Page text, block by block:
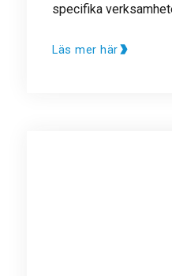
specifika
Läs mer här